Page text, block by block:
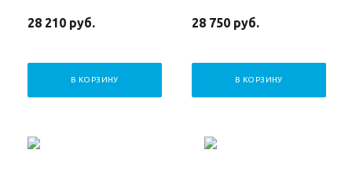
28 210 руб.
В КОРЗИНУ
28 750 руб.
В КОРЗИНУ